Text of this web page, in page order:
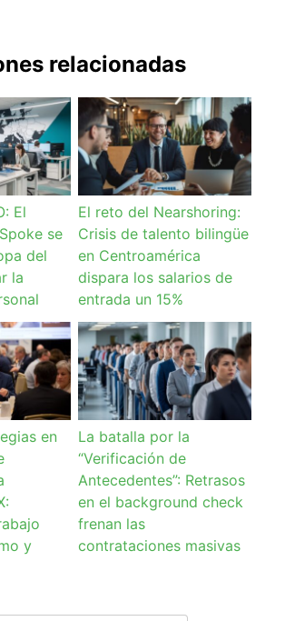
relacionadas
El
se
del
la
El reto del Nearshoring:
Crisis de talento bilingüe
en Centroamérica
dispara los salarios de
entrada un 15%
en
y
La batalla por la
“Verificación de
Antecedentes”: Retrasos
en el background check
frenan las
contrataciones masivas